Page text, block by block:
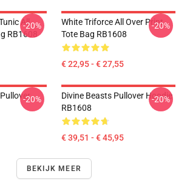
All
RB1608
-20%
White Triforce All Over Print
Tote Bag RB1608
€ 22,95 - € 27,55
-20%
-20%
Divine Beasts Pullover Hoodie
RB1608
€ 39,51 - € 45,95
-20%
BEKIJK MEER